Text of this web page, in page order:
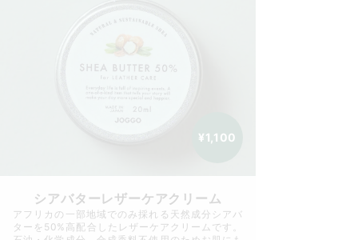
¥1,100
シアバターレザーケアクリーム
アフリカの一部地域でのみ採れる天然成分シアバ
ターを50%高配合したレザーケアクリームです。